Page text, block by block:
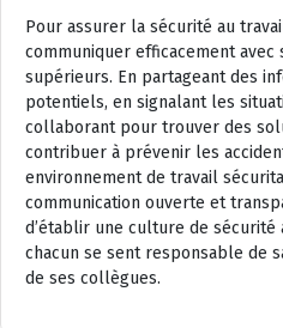
Pour assurer la sécurité au
communiquer efficacement avec
supérieurs. En partageant des
potentiels, en signalant les
collaborant pour trouver des
contribuer à prévenir les
environnement de travail
communication ouverte et
d’établir une culture de sécurité
chacun se sent responsable de
de ses collègues.